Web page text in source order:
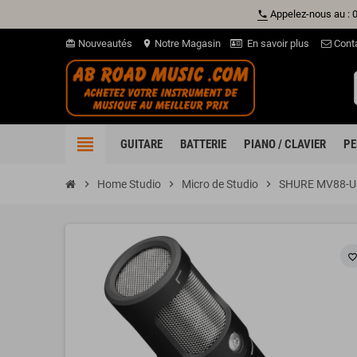
phone Appelez-nous au :
card_giftcard Nouveautés location_on Notre Magasin En savoir plus
view_headline GUITARE BATTERIE PIANO / CLAVIER
chevron_right Home Studio chevron_right Micro de Studio chevron_right SHURE MV88-
favorite_border